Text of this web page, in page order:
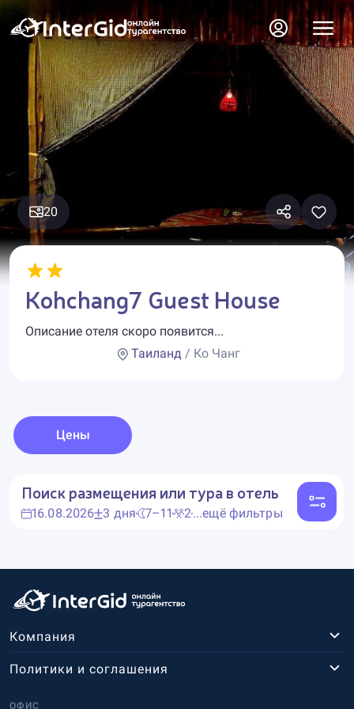
20
Kohchang7 Guest House
Описание отеля скоро появится...
Таиланд/ Ко Чанг
Цены
Поиск размещения или тура в отель
16.08.2026 3 дня 7–11 2...ещё фильтры
Компания
ОФИС
Политики и соглашения